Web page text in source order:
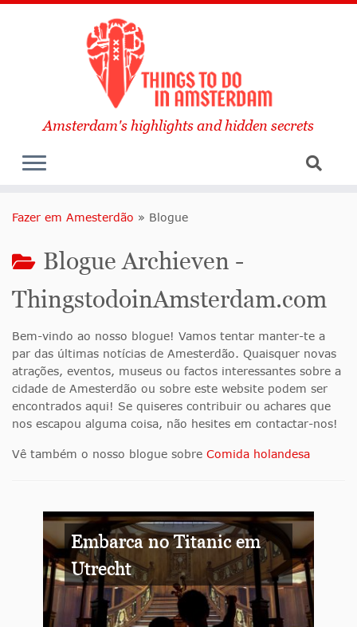
Amsterdam's highlights and hidden secrets
Fazer em Amesterdão » Blogue
Blogue Archieven -
ThingstodoinAmsterdam.com
Bem-vindo ao nosso blogue! Vamos tentar manter-te a
par das últimas notícias de Amesterdão. Quaisquer novas
atrações, eventos, museus ou factos interessantes sobre a
cidade de Amesterdão ou sobre este website podem ser
encontrados aqui! Se quiseres contribuir ou achares que
nos escapou alguma coisa, não hesites em contactar-nos!
Vê também o nosso blogue sobre Comida holandesa
Embarca no Titanic em
Utrecht